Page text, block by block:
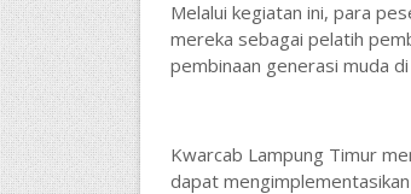
Melalui kegiatan ini, para
mereka sebagai pelatih
pembinaan generasi muda
Kwarcab Lampung Timur
dapat